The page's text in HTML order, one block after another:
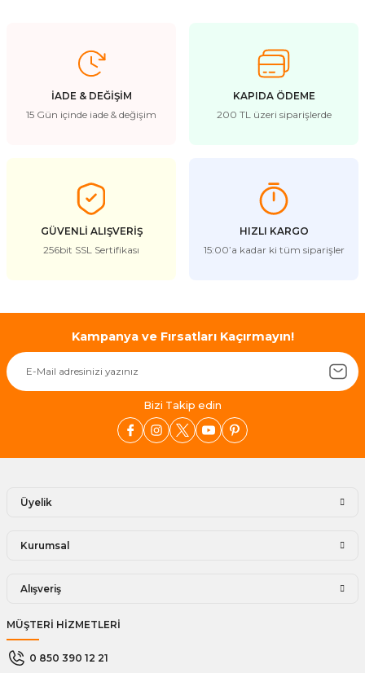
İADE & DEĞİŞİM
15 Gün içinde iade & değişim
KAPIDA ÖDEME
200 TL üzeri siparişlerde
GÜVENLİ ALIŞVERİŞ
256bit SSL Sertifikası
HIZLI KARGO
15:00’a kadar ki tüm siparişler
Kampanya ve Fırsatları Kaçırmayın!
Bizi Takip edin
Üyelik
Kurumsal
Alışveriş
MÜŞTERİ HİZMETLERİ
0 850 390 12 21